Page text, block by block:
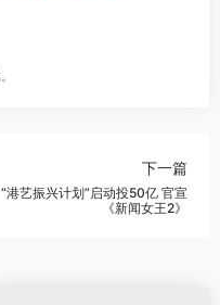
下一篇
“港艺振兴计划”启动投50亿 官宣
《新闻女王2》